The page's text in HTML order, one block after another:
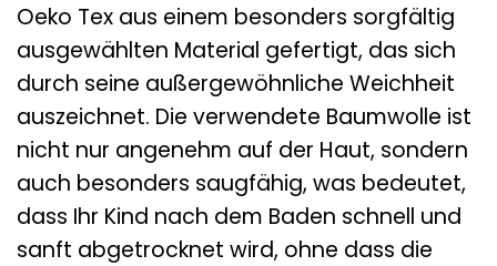
Oeko Tex aus einem besonders sorgfältig
ausgewählten Material gefertigt, das sich
durch seine außergewöhnliche Weichheit
auszeichnet. Die verwendete Baumwolle ist
nicht nur angenehm auf der Haut, sondern
auch besonders saugfähig, was bedeutet,
dass Ihr Kind nach dem Baden schnell und
sanft abgetrocknet wird, ohne dass die